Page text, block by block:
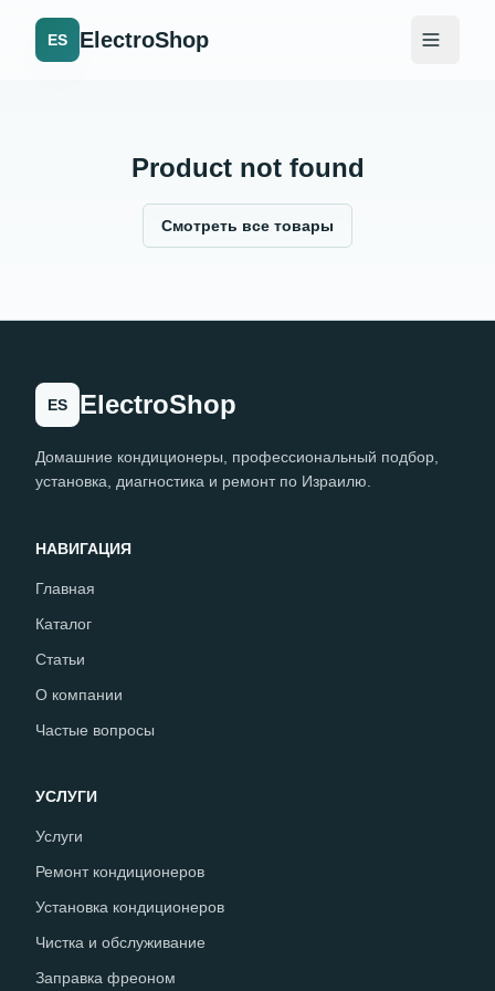
ES ElectroShop
Product not found
Смотреть все товары
ES ElectroShop
Домашние кондиционеры, профессиональный подбор,
установка, диагностика и ремонт по Израилю.
НАВИГАЦИЯ
Главная
Каталог
Статьи
О компании
Частые вопросы
УСЛУГИ
Услуги
Ремонт кондиционеров
Установка кондиционеров
Чистка и обслуживание
Заправка фреоном